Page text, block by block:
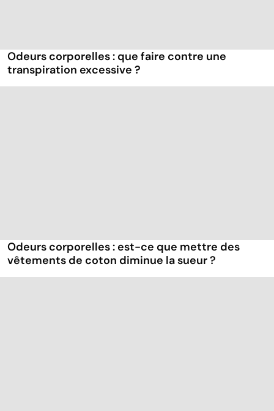
Odeurs corporelles : que faire contre une
transpiration excessive ?
Odeurs corporelles : est-ce que mettre des
vêtements de coton diminue la sueur ?